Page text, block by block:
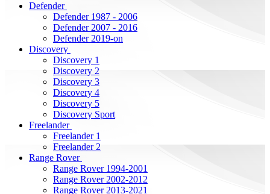
Defender
Defender 1987 - 2006
Defender 2007 - 2016
Defender 2019-on
Discovery
Discovery 1
Discovery 2
Discovery 3
Discovery 4
Discovery 5
Discovery Sport
Freelander
Freelander 1
Freelander 2
Range Rover
Range Rover 1994-2001
Range Rover 2002-2012
Range Rover 2013-2021